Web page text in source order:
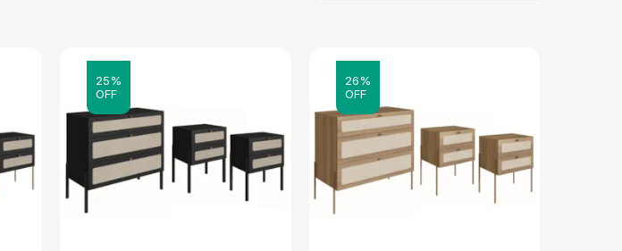
25%
OFF
26%
OFF